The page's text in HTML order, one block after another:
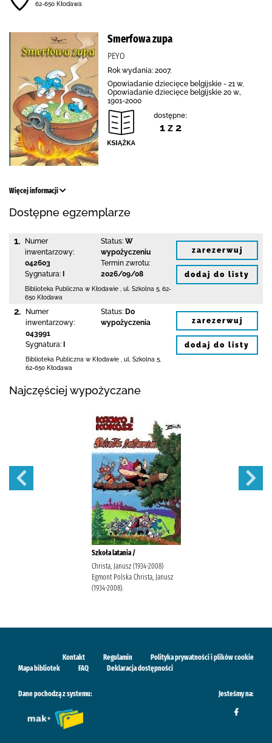
62-650 Kłodawa
Smerfowa zupa
PEYO
Rok wydania: 2007.
Opowiadanie dziecięce belgijskie - 21 w,
Opowiadanie dziecięce belgijskie 20 w.,
1901-2000
dostępne:
1 z 2
Więcej informacji
Dostępne egzemplarze
1.
Numer
inwentarzowy:
042603
Sygnatura:
Status: W
wypożyczeniu
Termin zwrotu:
2026/09/08
Biblioteka Publiczna w Kłodawie ul. Szkolna 5 62-
650 Kłodawa
zarezerwuj
dodaj do listy
2.
Numer
inwentarzowy:
043991
Sygnatura:
Status: Do
wypożyczenia
Biblioteka Publiczna w Kłodawie ul. Szkolna 5
62-650 Kłodawa
zarezerwuj
dodaj do listy
Najczęściej wypożyczane
Szkoła latania /
Christa, Janusz (1934-2008)
Egmont Polska Christa, Janusz
(1934-2008).
Kontakt Regulamin
Polityka prywatności i plików cookie
Mapa bibliotek
FAQ Deklaracja dostępności
Dane pochodzą z systemu: Jesteśmy na: